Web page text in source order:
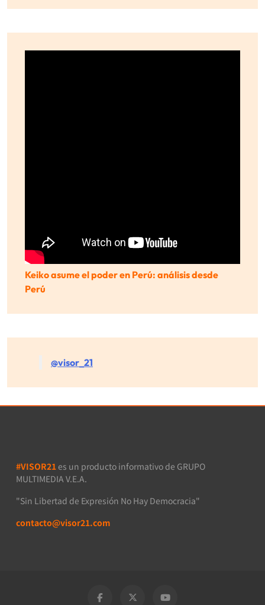
Keiko asume el poder en Perú: análisis desde
Perú
@visor_21
#VISOR21 es un producto informativo de GRUPO
MULTIMEDIA V.E.A.
"Sin Libertad de Expresión No Hay Democracia"
contacto@visor21.com